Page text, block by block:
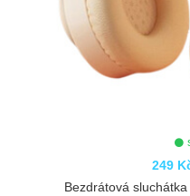
249
Bezdrátová